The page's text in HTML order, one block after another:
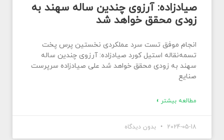
صیادزاده: آرزوی چندین ساله سهند به
زودی محقق خواهد شد
انجام موفق تست سرد عملکردی نخستین پرس پخت
تسمه‌نقاله استیل کورد صیادزاده: آرزوی چندین ساله
سهند به زودی محقق خواهد شد علی صیادزاده سرپرست
صنایع
مطالعه بیشتر »
2024-05-18 بدون دیدگاه